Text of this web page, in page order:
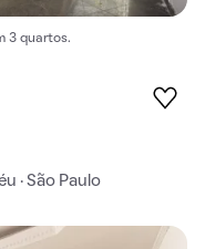
3 quartos.
· São Paulo